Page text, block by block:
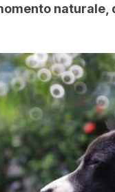
naturale,